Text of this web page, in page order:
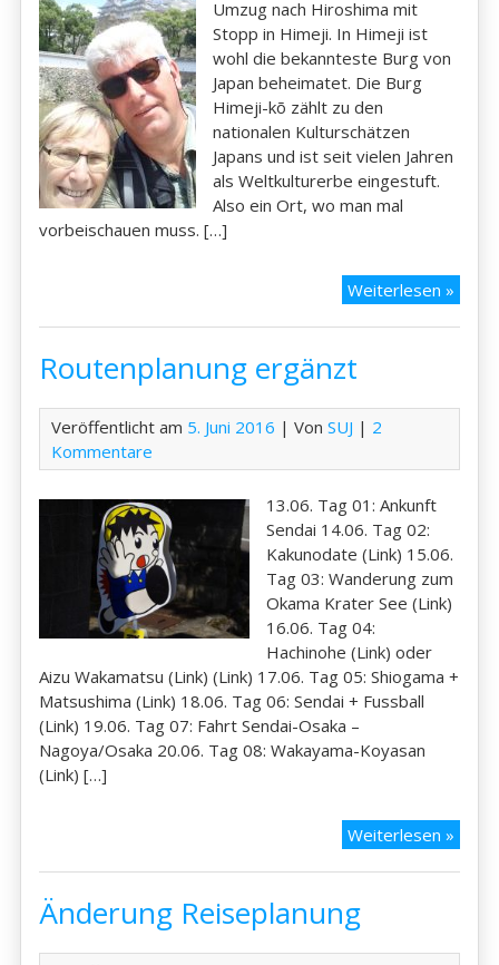
Umzug nach Hiroshima mit
Stopp in Himeji. In Himeji ist
wohl die bekannteste Burg von
Japan beheimatet. Die Burg
Himeji-kõ zählt zu den
nationalen Kulturschätzen
Japans und ist seit vielen Jahren
als Weltkulturerbe eingestuft.
Also ein Ort, wo man mal
vorbeischauen muss. […]
Weiterlesen »Tag
Routenplanung ergänzt
Veröffentlicht am 5. Juni 2016 | VonSUJ | 2
Kommentare
13.06. Tag 01: Ankunft
Sendai 14.06. Tag 02:
Kakunodate (Link) 15.06.
Tag 03: Wanderung zum
Okama Krater See (Link)
16.06. Tag 04:
Hachinohe (Link) oder
Aizu Wakamatsu (Link) (Link) 17.06. Tag 05: Shiogama +
Matsushima (Link) 18.06. Tag 06: Sendai + Fussball
(Link) 19.06. Tag 07: Fahrt Sendai-Osaka –
Nagoya/Osaka 20.06. Tag 08: Wakayama-Koyasan
(Link) […]
Weiterlesen »
Änderung Reiseplanung